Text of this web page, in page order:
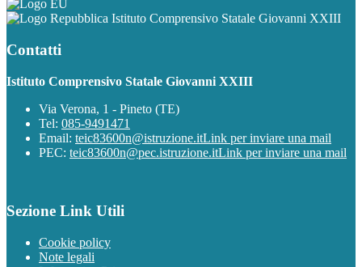
Istituto Comprensivo Statale Giovanni XXIII
Contatti
Istituto Comprensivo Statale Giovanni XXIII
Via Verona, 1 - Pineto (TE)
Tel: 085-9491471
Email: teic83600n@istruzione.itLink per inviare una mail
PEC: teic83600n@pec.istruzione.itLink per inviare una mail
Sezione Link Utili
Cookie policy
Note legali